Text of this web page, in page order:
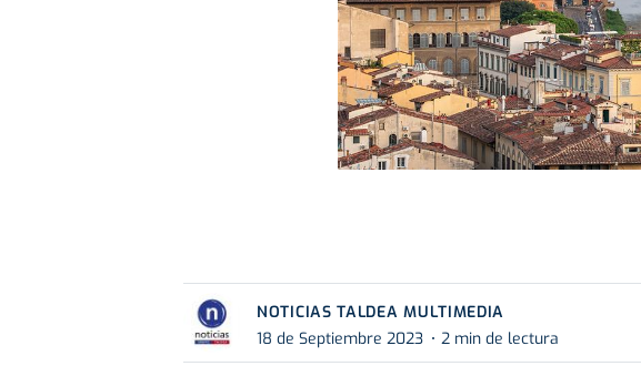
NOTICIAS TALDEA MULTIMEDIA
18 de Septiembre 2023
2 min de lectura